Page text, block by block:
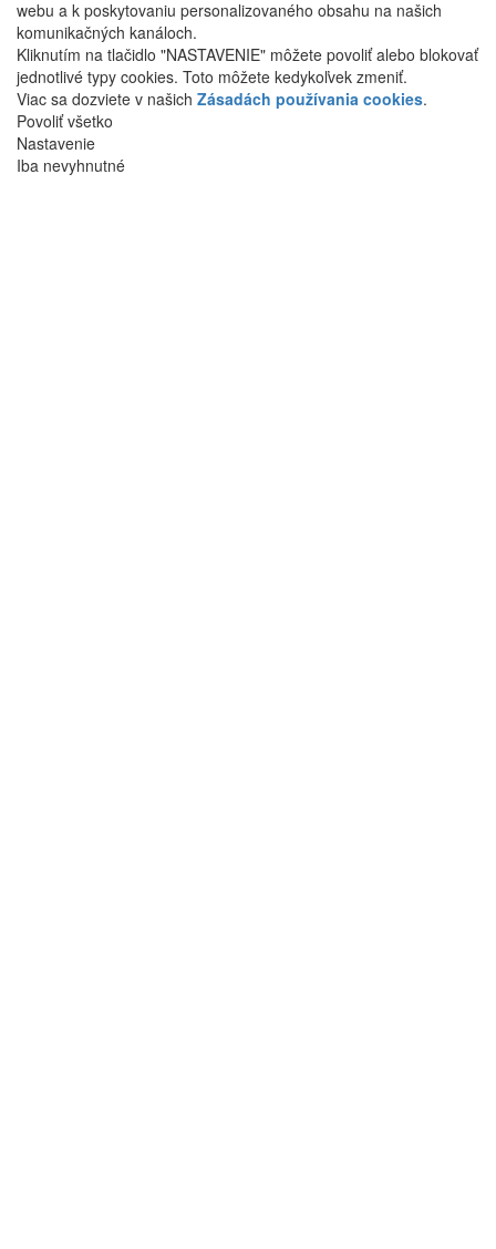
webu a k poskytovaniu personalizovaného obsahu na našich
komunikačných kanáloch.
Kliknutím na tlačidlo "NASTAVENIE" môžete povoliť alebo blokovať
jednotlivé typy cookies. Toto môžete kedykoľvek zmeniť.
Viac sa dozviete v našich Zásadách používania cookies.
Povoliť všetko
Nastavenie
Iba nevyhnutné